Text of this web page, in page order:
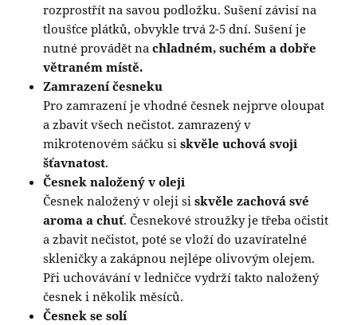
rozprostřít na savou podložku. Sušení závisí na
tloušťce plátků, obvykle trvá 2-5 dní. Sušení je
nutné provádět nachladném, suchém a dobře
větraném místě.
Zamrazení česneku
Pro zamrazení je vhodné česnek nejprve oloupat
a zbavit všech nečistot. zamrazený v
mikrotenovém sáčku siskvěle uchová svoji
šťavnatost.
Česnek naložený v oleji
Česnek naložený v oleji siskvěle zachová své
aroma a chuť. Česnekové stroužky je třeba očistit
a zbavit nečistot, poté se vloží do uzavíratelné
skleničky a zakápnou nejlépe olivovým olejem.
Při uchovávání v ledničce vydrží takto naložený
česnek i několik měsíců.
Česnek se solí